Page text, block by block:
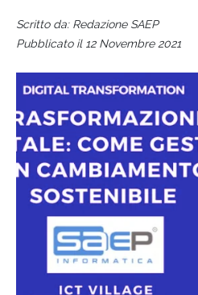
Scritto da: Redazione SAEP
Pubblicato il 12 Novembre 2021